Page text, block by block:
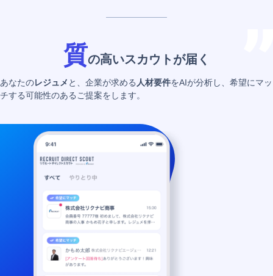
質の高いスカウトが届く
あなたのレジュメ と、企業が求める 人材要件をAIが分析し、希望にマッ
チする可能性のあるご提案をします。